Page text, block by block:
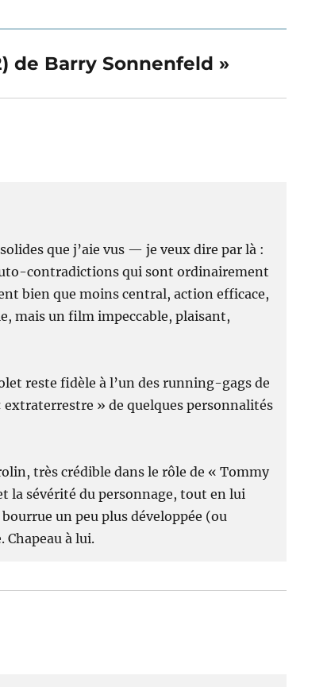
de Barry Sonnenfeld »
que j’aie vus — je veux dire par là :
contradictions qui sont ordinairement
bien que moins central, action efficace,
mais un film impeccable, plaisant,
reste fidèle à l’un des running-gags de
extraterrestre » de quelques personnalités
très crédible dans le rôle de « Tommy
la sévérité du personnage, tout en lui
un peu plus développée (ou
Chapeau à lui.